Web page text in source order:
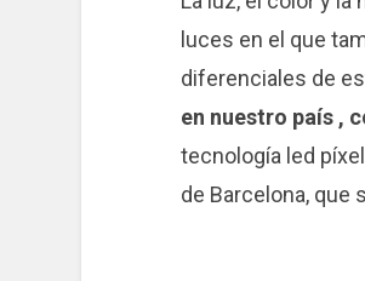
luces en el que
diferenciales de
en nuestro país ,
tecnología led
de Barcelona, ​​que